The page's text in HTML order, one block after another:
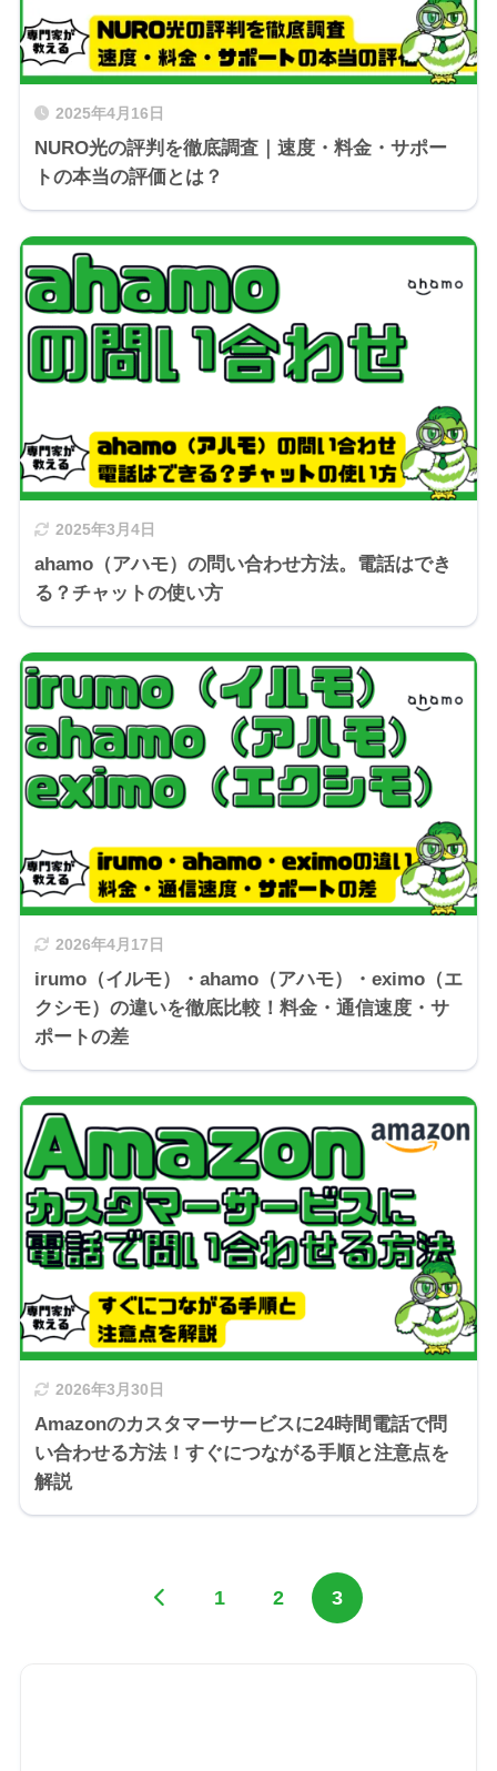
2025年4月16日
NURO光の評判を徹底調査｜速度・料金・サポー
トの本当の評価とは？
2025年3月4日
ahamo（アハモ）の問い合わせ方法。電話はでき
る？チャットの使い方
2026年4月17日
irumo（イルモ）・ahamo（アハモ）・eximo（エ
クシモ）の違いを徹底比較！料金・通信速度・サ
ポートの差
2026年3月30日
Amazonのカスタマーサービスに24時間電話で問
い合わせる方法！すぐにつながる手順と注意点を
解説
1 2 3